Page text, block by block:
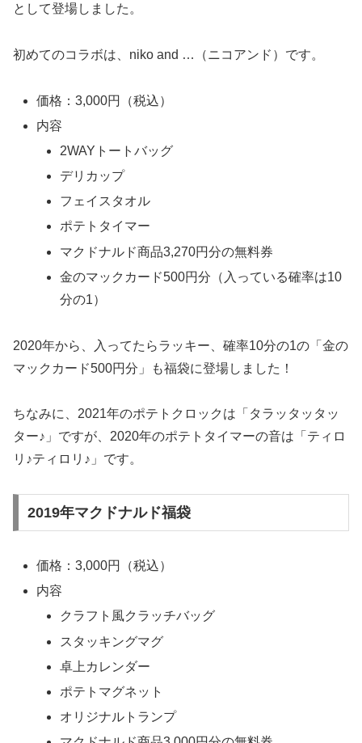
として登場しました。
初めてのコラボは、niko and …（ニコアンド）です。
価格：3,000円（税込）
内容
2WAYトートバッグ
デリカップ
フェイスタオル
ポテトタイマー
マクドナルド商品3,270円分の無料券
金のマックカード500円分（入っている確率は10
分の1）
2020年から、入ってたらラッキー、確率10分の1の「金の
マックカード500円分」も福袋に登場しました！
ちなみに、2021年のポテトクロックは「タラッタッタッ
ター♪」ですが、2020年のポテトタイマーの音は「ティロ
リ♪ティロリ♪」です。
2019年マクドナルド福袋
価格：3,000円（税込）
内容
クラフト風クラッチバッグ
スタッキングマグ
卓上カレンダー
ポテトマグネット
オリジナルトランプ